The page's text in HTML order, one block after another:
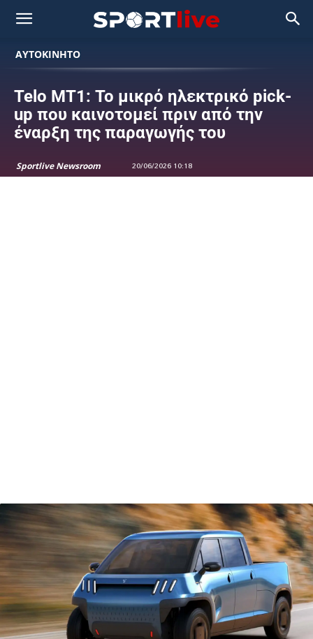
ΑΥΤΟΚΙΝΗΤΟ
Telo MT1: Το μικρό ηλεκτρικό pick-
up που καινοτομεί πριν από την
έναρξη της παραγωγής του
Sportlive Newsroom 20/06/2026 10:18